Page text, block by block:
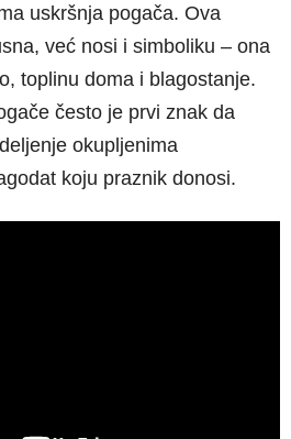
uskršnja pogača. Ova
već nosi i simboliku – ona
toplinu doma i blagostanje.
često je prvi znak da
okupljenima
koju praznik donosi.